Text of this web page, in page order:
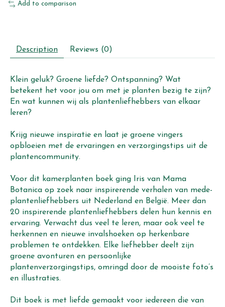
Add to comparison
Description Reviews (0)
Klein geluk? Groene liefde? Ontspanning? Wat
betekent het voor jou om met je planten bezig te zijn?
En wat kunnen wij als plantenliefhebbers van elkaar
leren?
Krijg nieuwe inspiratie en laat je groene vingers
opbloeien met de ervaringen en verzorgingstips uit de
plantencommunity.
Voor dit kamerplanten boek ging Iris van Mama
Botanica op zoek naar inspirerende verhalen van mede-
plantenliefhebbers uit Nederland en België. Meer dan
20 inspirerende plantenliefhebbers delen hun kennis en
ervaring. Verwacht dus veel te leren, maar ook veel te
herkennen en nieuwe invalshoeken op herkenbare
problemen te ontdekken. Elke liefhebber deelt zijn
groene avonturen en persoonlijke
plantenverzorgingstips, omringd door de mooiste foto’s
en illustraties.
Dit boek is met liefde gemaakt voor iedereen die van